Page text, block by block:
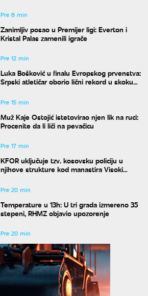
Pre 8 min
Zanimljiv posao u Premijer ligi: Everton i
Kristal Palas zamenili igrače
Pre 12 min
Luka Bošković u finalu Evropskog prvenstva:
Srpski atletičar oborio lični rekord u skoku
Pre 15 min
Muž Kaje Ostojić istetovirao njen lik na ruci:
Procenite da li liči na pevačicu
Pre 17 min
KFOR uključuje tzv. kosovsku policiju u
njihove strukture kod manastira Visoki
Pre 20 min
Temperature u 13h: U tri grada izmereno 35
stepeni, RHMZ objavio upozorenje
Pre 20 min